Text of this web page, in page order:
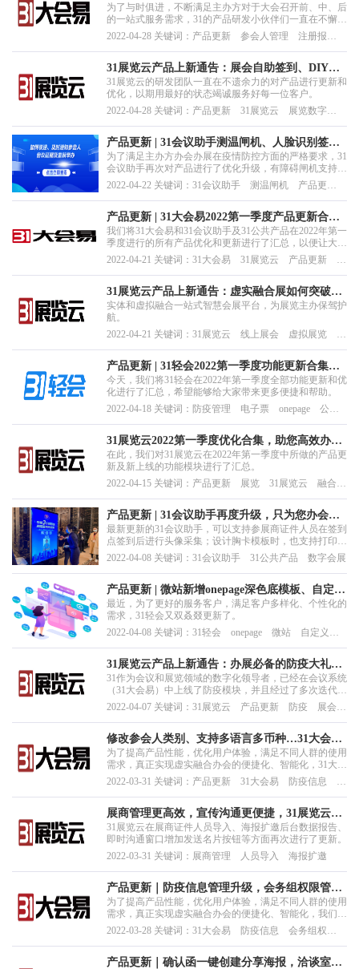
更轻松，31一直在行动
为了与时俱进，不断满足主办方对于大会召开前、中、后
的一站式服务需求，31的产品研发小伙伴们一直在不懈努
力，对于大会易各种功能持续不断的进行更新和优化，以
便用户使用时更加得心应手，更流畅顺滑。
2022-04-28 关键词：产品更新 参会人管理 注册报
31展览云产品上新通告：展会自助签到、DIY菜
单、酒店预定…新增功能，绝对物超所值
31展览云的研发团队一直在不遗余力的对产品进行更新和
优化，以期用最好的状态竭诚服务好每一位客户。
2022-04-28 关键词：产品更新 31展览云 展览数字
产品更新 | 31会议助手测温闸机、人脸识别签到
再次升级，助力疫情防控更精准
为了满足主办方办会办展在疫情防控方面的严格要求，31
会议助手再次对产品进行了优化升级，有障碍闸机支持测
温功能和扫码+人脸识别签到。具体更新内容一起来看一
2022-04-22 关键词：31会议助手 测温闸机 产品更
产品更新 | 31大会易2022第一季度产品更新合
集，助您轻松办会，智慧无忧
我们将31大会易和31会议助手及31公共产品在2022年第一
季度进行的所有产品优化和更新进行了汇总，以便让大家
更好地了解31大会易、31会议助手等31各类产品的功能，
更方便、快捷的使用各类产品。
2022-04-21 关键词：31大会易 31展览云 产品更新 展
31展览云产品上新通告：虚实融合展如何突破流
量壁垒？点赞收藏来帮您！
实体和虚拟融合一站式智慧会展平台，为展览主办保驾护
航。
2022-04-21 关键词：31展览云 线上展会 虚拟展览 线
产品更新 | 31轻会2022第一季度功能更新合集，
助您解决活动营销增长新难题
今天，我们将31轻会在2022年第一季度全部功能更新和优
化进行了汇总，希望能够给大家带来更多便捷和帮助。
2022-04-18 关键词：防疫管理 电子票 onepage 公众
31展览云2022第一季度优化合集，助您高效办
展，与众不同
在此，我们对31展览云在2022年第一季度中所做的产品更
新及新上线的功能模块进行了汇总。
2022-04-15 关键词：产品更新 展览 31展览云 融合会
产品更新 | 31会议助手再度升级，只为您办会办
展轻松无忧
最新更新的31会议助手，可以支持参展商证件人员在签到
点签到后进行头像采集；设计胸卡模板时，也支持打印参
展商证件人员的所属组织和展位号；此外，展览主办方在
对参会人列表进行筛选时，也能够按照参会组织联系人的
手机、邮箱和展位号进行筛选啦。
2022-04-08 关键词：31会议助手 31公共产品 数字会展
产品更新 | 微站新增onepage深色底模板、自定义
门票显示……这波更新很nice
最近，为了更好的服务客户，满足客户多样化、个性化的
需求，31轻会又双叒叕更新了。
2022-04-08 关键词：31轻会 onepage 微站 自定义门
31展览云产品上新通告：办展必备的防疫大礼包
上线！
31作为会议和展览领域的数字化领导者，已经在会议系统
（31大会易）中上线了防疫模块，并且经过了多次迭代，
防疫模块的功能已经极为成熟了。
2022-04-07 关键词：31展览云 产品更新 防疫 展会安
修改参会人类别、支持多语言多币种…31大会易
助您办会更精彩
为了提高产品性能，优化用户体验，满足不同人群的使用
需求，真正实现虚实融合办会的便捷化、智能化，31大会
易再次上线新功能！
2022-03-31 关键词：产品更新 31大会易 防疫信息 多
展商管理更高效，宣传沟通更便捷，31展览云，
您的展览创新好帮手
31展览云在展商证件人员导入、海报扩邀后台数据报告、
即时沟通窗口增加发送名片按钮等方面再次进行了更新。
2022-03-31 关键词：展商管理 人员导入 海报扩邀
产品更新｜防疫信息管理升级，会务组权限管理
区分…只为助您办会与时俱进！
为了提高产品性能，优化用户体验，满足不同人群的使用
需求，真正实现虚实融合办会的便捷化、智能化，我们的
产品和研发团队，不断改进平台功能，持续提升服务体
验，力求将“大会易”打磨的更加完善。近期，31大会易又
又又又又“上新啦”！本次上新，防疫信息管理再升级，会
务组权限管理更精确、还有超多细节优化……堪称重...
2022-03-28 关键词：31大会易 防疫信息 会务组权
产品更新｜确认函一键创建分享海报，洽谈室问